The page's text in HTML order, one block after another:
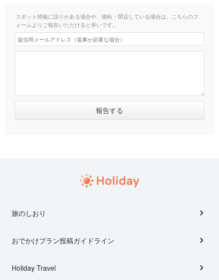
スポット情報に誤りがある場合や、移転・閉店している場合は、こちらのフ
ォームよりご報告いただけると幸いです。
旅のしおり
おでかけプラン投稿ガイドライン
Holiday Travel